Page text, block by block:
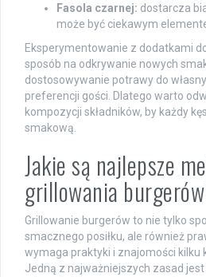
Fasola czarnej: dostarcza
może być ciekawym
Eksperymentowanie z dodatkami
sposób na odkrywanie nowych
dostosowywanie potrawy do
preferencji gości. Dlatego warto
kompozycji składników, by każdy
smakową.
Jakie są najlepsze
grillowania
Grillowanie burgerów to nie tylko
smacznego posiłku, ale również
wymaga praktyki i znajomości kilku
Jedną z najważniejszych zasad